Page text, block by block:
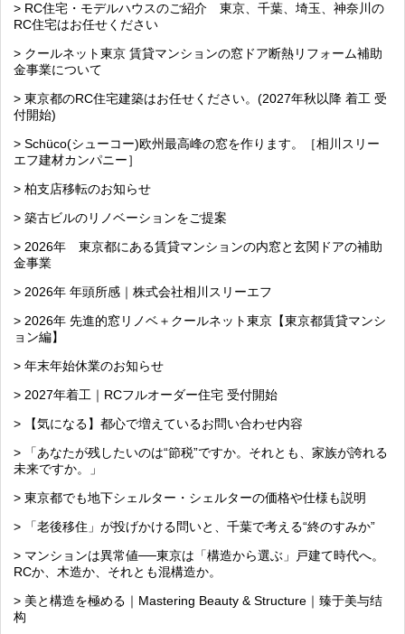
> RC住宅・モデルハウスのご紹介 東京、千葉、埼玉、神奈川の
RC住宅はお任せください
> クールネット東京 賃貸マンションの窓ドア断熱リフォーム補助
金事業について
> 東京都のRC住宅建築はお任せください。(2027年秋以降 着工 受
付開始)
> Schüco(シューコー)欧州最高峰の窓を作ります。［相川スリー
エフ建材カンパニー］
> 柏支店移転のお知らせ
> 築古ビルのリノベーションをご提案
> 2026年 東京都にある賃貸マンションの内窓と玄関ドアの補助
金事業
> 2026年 年頭所感｜株式会社相川スリーエフ
> 2026年 先進的窓リノベ＋クールネット東京【東京都賃貸マンシ
ョン編】
> 年末年始休業のお知らせ
> 2027年着工｜RCフルオーダー住宅 受付開始
> 【気になる】都心で増えているお問い合わせ内容
> 「あなたが残したいのは“節税”ですか。それとも、家族が誇れる
未来ですか。」
> 東京都でも地下シェルター・シェルターの価格や仕様も説明
> 「老後移住」が投げかける問いと、千葉で考える“終のすみか”
> マンションは異常値──東京は「構造から選ぶ」戸建て時代へ。
RCか、木造か、それとも混構造か。
> 美と構造を極める｜Mastering Beauty & Structure｜臻于美与结
构